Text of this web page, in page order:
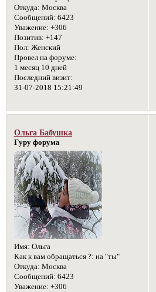
Откуда: Москва
Сообщений: 6423
Уважение: +306
Позитив: +147
Пол: Женский
Провел на форуме:
1 месяц 10 дней
Последний визит:
31-07-2018 15:21:49
Ольга Бабушка
Гуру форума
Имя: Ольга
Как к вам обращаться ?: на "ты"
Откуда: Москва
Сообщений: 6423
Уважение: +306